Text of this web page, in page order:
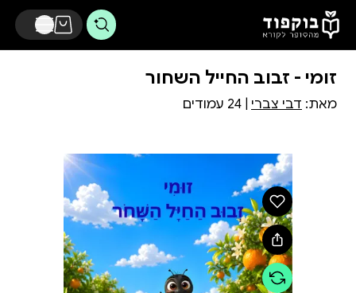
דלג לתוכן הראשי
זומי - זבוב החייל השחור
מאת: דבי צברי